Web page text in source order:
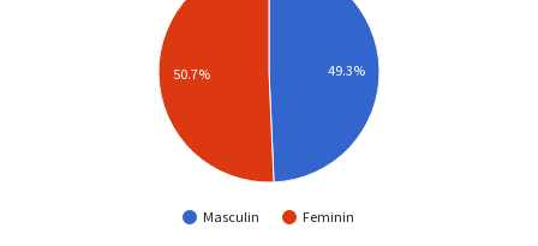
Masculin Feminin
49.3%
50.7%